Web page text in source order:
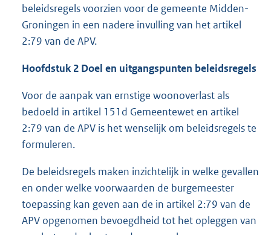
beleidsregels voorzien voor de gemeente Midden-
Groningen in een nadere invulling van het artikel
2:79 van de APV.
Hoofdstuk 2 Doel en uitgangspunten beleidsregels
Voor de aanpak van ernstige woonoverlast als
bedoeld in artikel 151d Gemeentewet en artikel
2:79 van de APV is het wenselijk om beleidsregels te
formuleren.
De beleidsregels maken inzichtelijk in welke gevallen
en onder welke voorwaarden de burgemeester
toepassing kan geven aan de in artikel 2:79 van de
APV opgenomen bevoegdheid tot het opleggen van